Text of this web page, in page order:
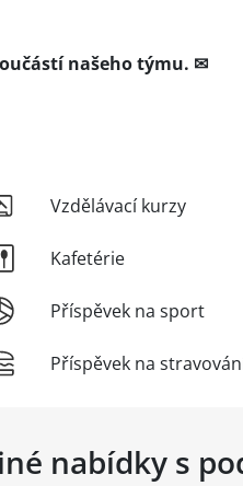
našeho týmu. ✉
Vzdělávací kurzy
Kafetérie
Příspěvek na sport
Příspěvek na
nabídky s